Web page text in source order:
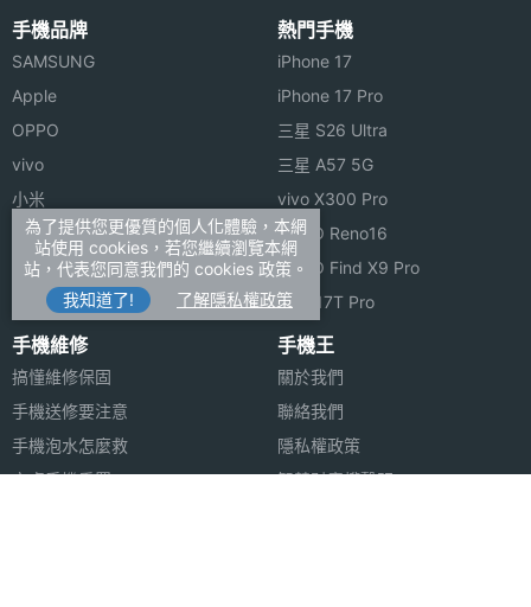
手機品牌
SAMSUNG
Apple
OPPO
vivo
小米
ASUS
Sony
realme
熱門手機
iPhone 17
iPhone 17 Pro
三星 S26 Ultra
三星 A57 5G
vivo X300 Pro
OPPO Reno16
OPPO Find X9 Pro
小米 17T Pro
手機維修
搞懂維修保固
手機送修要注意
手機泡水怎麼救
安卓手機重置
手機王
關於我們
聯絡我們
隱私權政策
智慧財產權聲明
為了提供您更優質的個人化體驗，本網
站使用 cookies，若您繼續瀏覽本網
站，代表您同意我們的 cookies 政策。
我知道了!
了解隱私權政策